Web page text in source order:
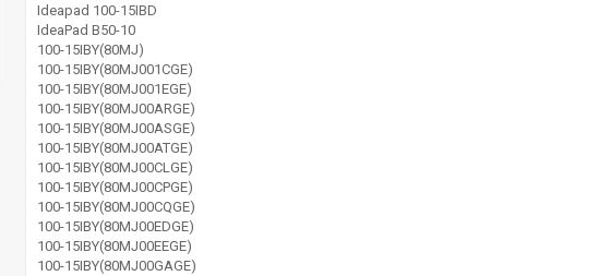
Ideapad 100-15IBD
IdeaPad B50-10
100-15IBY(80MJ)
100-15IBY(80MJ001CGE)
100-15IBY(80MJ001EGE)
100-15IBY(80MJ00ARGE)
100-15IBY(80MJ00ASGE)
100-15IBY(80MJ00ATGE)
100-15IBY(80MJ00CLGE)
100-15IBY(80MJ00CPGE)
100-15IBY(80MJ00CQGE)
100-15IBY(80MJ00EDGE)
100-15IBY(80MJ00EEGE)
100-15IBY(80MJ00GAGE)